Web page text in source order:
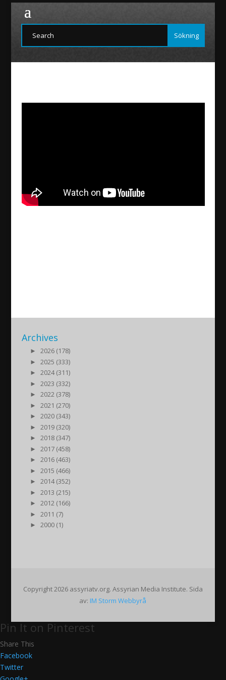
Archives
►
2026 (178)
►
2025 (333)
►
2024 (311)
►
2023 (332)
►
2022 (378)
►
2021 (270)
►
2020 (343)
►
2019 (320)
►
2018 (347)
►
2017 (458)
►
2016 (463)
►
2015 (466)
►
2014 (352)
►
2013 (215)
►
2012 (166)
►
2011 (7)
►
2000 (1)
Copyright 2026 assyriatv.org. Assyrian Media Institute. Sida
av: IM Storm Webbyrå
Pin It on Pinterest
Share This
Facebook
Twitter